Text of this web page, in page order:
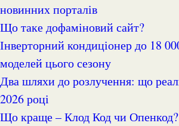
новинних порталів
Що таке дофаміновий сайт?
Інверторний кондиціонер до 18 000 грн: топ-5
моделей цього сезону
Два шляхи до розлучення: що реально вигідніше у
2026 році
Що краще – Клод Код чи Опенкод?